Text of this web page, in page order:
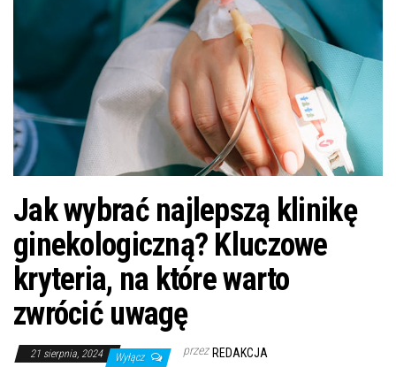
Jak wybrać najlepszą klinikę
ginekologiczną? Kluczowe
kryteria, na które warto
zwrócić uwagę
21 sierpnia, 2024 Wyłącz przez REDAKCJA